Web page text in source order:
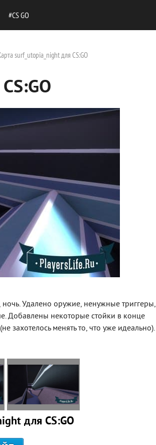
#CS GO
surf_utopia_night для CS:GO
Удалено оружие, ненужные триггеры,
Добавлены некоторые стойки в конце
захотелось менять то, что уже идеально).
для CS:GO